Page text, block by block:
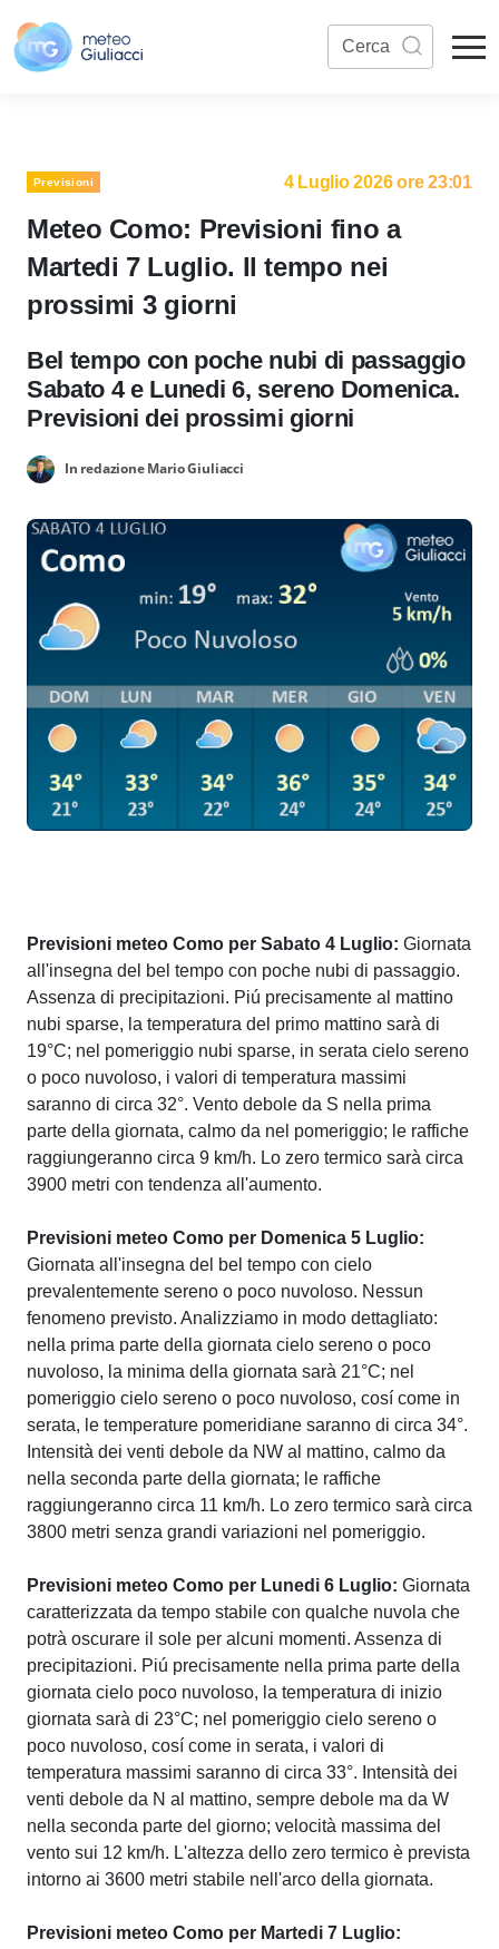
Previsioni 4 Luglio 2026 ore 23:01
Meteo Como: Previsioni fino a
Martedi 7 Luglio. Il tempo nei
prossimi 3 giorni
Bel tempo con poche nubi di passaggio
Sabato 4 e Lunedi 6, sereno Domenica.
Previsioni dei prossimi giorni
In redazione Mario Giuliacci
Previsioni meteo Como per Sabato 4 Luglio: Giornata
all'insegna del bel tempo con poche nubi di passaggio.
Assenza di precipitazioni. Piú precisamente al mattino
nubi sparse, la temperatura del primo mattino sarà di
19°C; nel pomeriggio nubi sparse, in serata cielo sereno
o poco nuvoloso, i valori di temperatura massimi
saranno di circa 32°. Vento debole da S nella prima
parte della giornata, calmo da nel pomeriggio; le raffiche
raggiungeranno circa 9 km/h. Lo zero termico sarà circa
3900 metri con tendenza all'aumento.
Previsioni meteo Como per Domenica 5 Luglio:
Giornata all'insegna del bel tempo con cielo
prevalentemente sereno o poco nuvoloso. Nessun
fenomeno previsto. Analizziamo in modo dettagliato:
nella prima parte della giornata cielo sereno o poco
nuvoloso, la minima della giornata sarà 21°C; nel
pomeriggio cielo sereno o poco nuvoloso, cosí come in
serata, le temperature pomeridiane saranno di circa 34°.
Intensità dei venti debole da NW al mattino, calmo da
nella seconda parte della giornata; le raffiche
raggiungeranno circa 11 km/h. Lo zero termico sarà circa
3800 metri senza grandi variazioni nel pomeriggio.
Previsioni meteo Como per Lunedi 6 Luglio: Giornata
caratterizzata da tempo stabile con qualche nuvola che
potrà oscurare il sole per alcuni momenti. Assenza di
precipitazioni. Piú precisamente nella prima parte della
giornata cielo poco nuvoloso, la temperatura di inizio
giornata sarà di 23°C; nel pomeriggio cielo sereno o
poco nuvoloso, cosí come in serata, i valori di
temperatura massimi saranno di circa 33°. Intensità dei
venti debole da N al mattino, sempre debole ma da W
nella seconda parte del giorno; velocità massima del
vento sui 12 km/h. L'altezza dello zero termico è prevista
intorno ai 3600 metri stabile nell'arco della giornata.
Previsioni meteo Como per Martedi 7 Luglio: